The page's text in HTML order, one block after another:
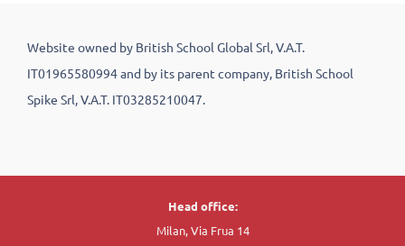
Website owned by British School Global Srl, V.A.T.
IT01965580994 and by its parent company, British School
Spike Srl, V.A.T. IT03285210047.
Head office:
Milan, Via Frua 14